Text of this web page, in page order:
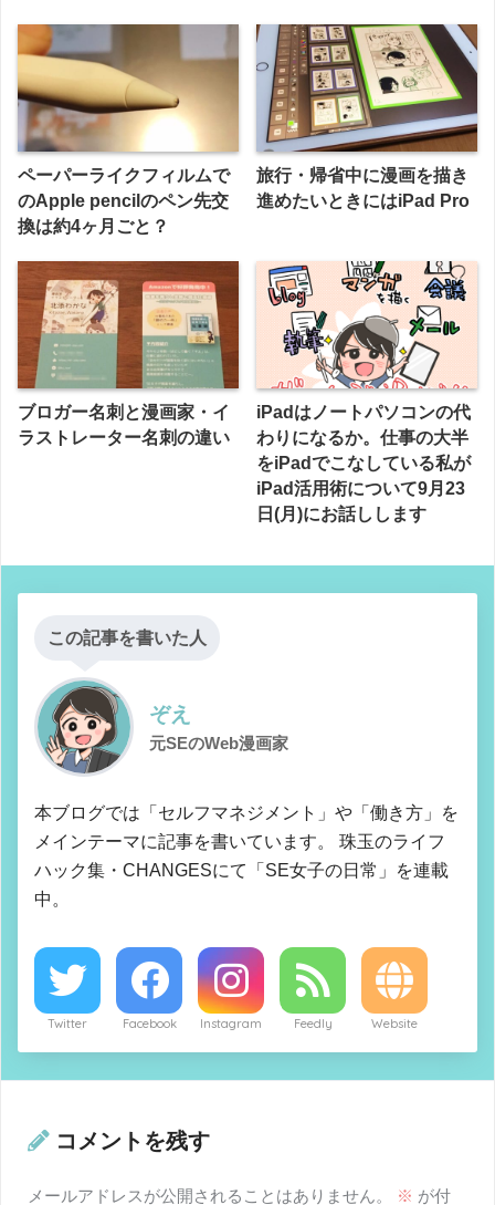
ペーパーライクフィルムで
のApple pencilのペン先交
換は約4ヶ月ごと？
旅行・帰省中に漫画を描き
進めたいときにはiPad Pro
ブロガー名刺と漫画家・イ
ラストレーター名刺の違い
iPadはノートパソコンの代
わりになるか。仕事の大半
をiPadでこなしている私が
iPad活用術について9月23
日(月)にお話しします
この記事を書いた人
ぞえ
元SEのWeb漫画家
本ブログでは「セルフマネジメント」や「働き方」を
メインテーマに記事を書いています。 珠玉のライフ
ハック集・CHANGESにて「SE女子の日常」を連載
中。
Twitter Facebook Instagram Feedly Website
コメントを残す
メールアドレスが公開されることはありません。 ※ が付